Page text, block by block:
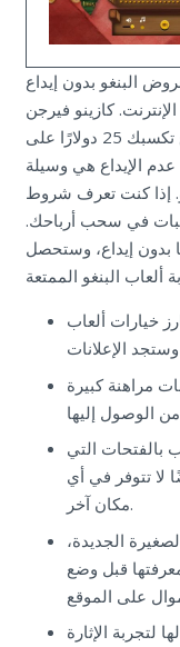
البنغو بدون إيداع
كازينو فيرجن
هو موقع بنغو ممتاز يقدم مكافأة بدون إيداع تكسبك 25 دولارًا على
الإيداع هي وسيلة
إذا كنت تعرف شروط
في سحب أرباحك.
إيداع، وستحصل
خيارات ألعاب
مراهنة كبيرة
بالفتحات التي
لا تتوفر في أي
مكان آخر.
الجديدة،
قبل وضع
لتجربة الإثارة